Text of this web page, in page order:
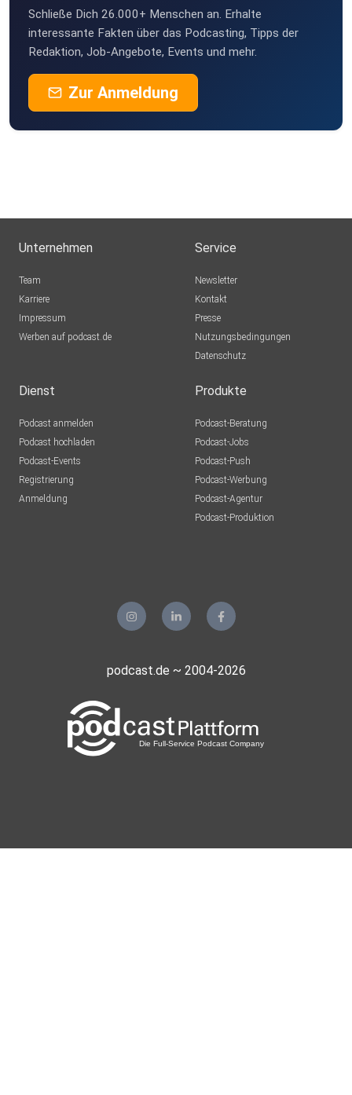
Schließe Dich 26.000+ Menschen an. Erhalte
interessante Fakten über das Podcasting, Tipps der
Redaktion, Job-Angebote, Events und mehr.
Zur Anmeldung
Unternehmen
Team
Karriere
Impressum
Werben auf podcast.de
Service
Newsletter
Kontakt
Presse
Nutzungsbedingungen
Datenschutz
Dienst
Podcast anmelden
Podcast hochladen
Podcast-Events
Registrierung
Anmeldung
Produkte
Podcast-Beratung
Podcast-Jobs
Podcast-Push
Podcast-Werbung
Podcast-Agentur
Podcast-Produktion
podcast.de ~ 2004-2026